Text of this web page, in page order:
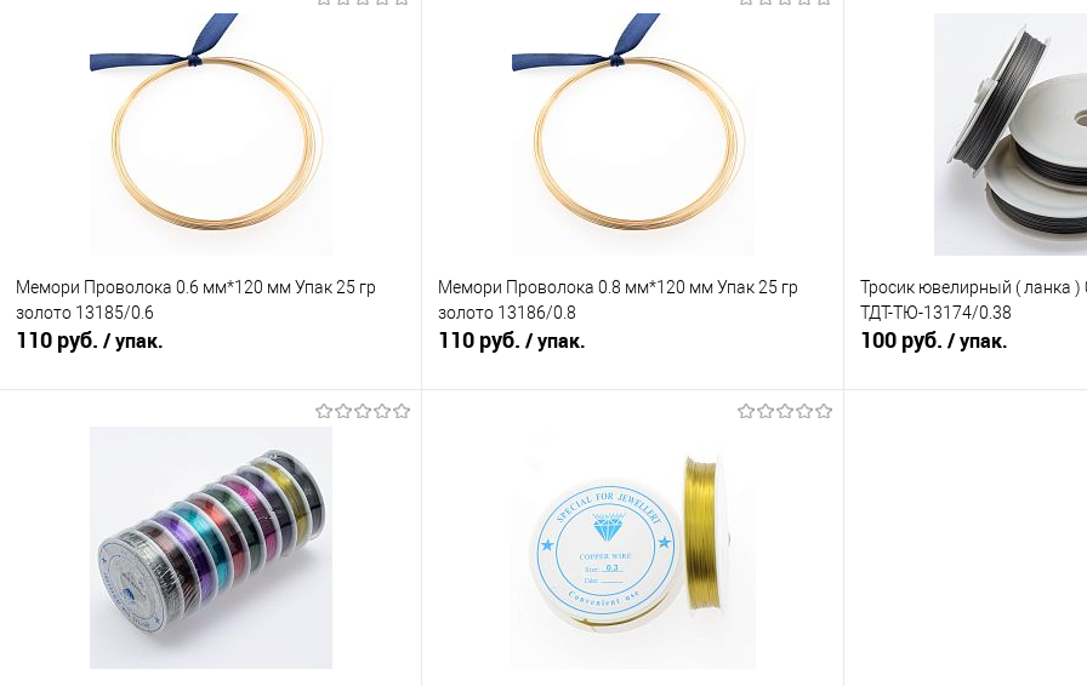
В корзину
В избранное
Под заказ
В корзину
В избранное
Под заказ
В
В избранное
Мемори Проволока 0.6 мм*120 мм Упак 25 гр
золото 13185/0.6
110 руб. / упак.
В избранное
Под заказ
Мемори Проволока 0.8 мм*120 мм Упак 25 гр
золото 13186/0.8
110 руб. / упак.
В избранное
Под заказ
Тросик ювелирный ( ланка
ТДТ-ТЮ-13174/0.38
100 руб. / упак.